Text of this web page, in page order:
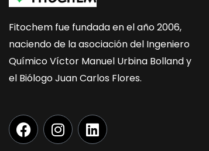
Fitochem fue fundada en el año 2006,
naciendo de la asociación del Ingeniero
Químico Víctor Manuel Urbina Bolland y
el Biólogo Juan Carlos Flores.
F
a
I
n
L
i